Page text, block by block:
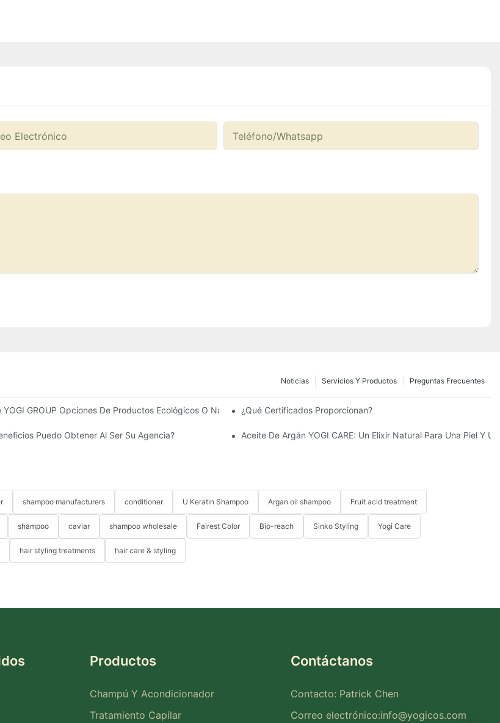
Electrónico Teléfono/whatsapp
Preguntas Frecuentes
Servicios Y Productos
Noticias
YOGI GROUP Opciones De Productos Ecológicos O Naturales?¿Qué Certificados Proporcionan?
Puedo Obtener Al Ser Su Agencia? Aceite De Argán YOGI CARE: Un Elixir Natural Para Una Piel Y
shampoo manufacturers conditioner U Keratin Shampoo Argan oil shampoo Fruit acid treatment
shampoo caviar shampoo wholesale Fairest Color Bio-reach Sinko Styling Yogi Care
hair styling treatments hair care & styling
Productos
Champú Y Acondicionador
Tratamiento Capilar
Contáctanos
Contacto: Patrick Chen
Correo electrónico:info@yogicos.com